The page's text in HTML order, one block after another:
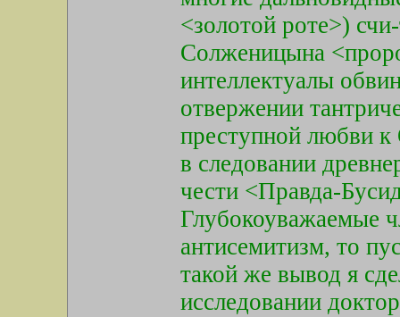
<золотой роте>)
Солженицына
интеллектуалы
отвержении
преступной любви
в следовании
чести <Правда-
Глубокоуважаемые
антисемитизм, то
такой же вывод я
исследовании